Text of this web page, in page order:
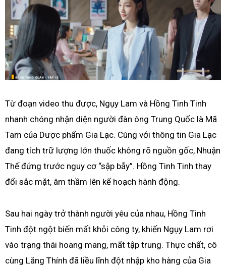
Từ đoạn video thu được, Ngụy Lam và Hồng Tinh Tinh
nhanh chóng nhận diện người đàn ông Trung Quốc là Mã
Tam của Dược phẩm Gia Lạc. Cùng với thông tin Gia Lạc
đang tích trữ lượng lớn thuốc không rõ nguồn gốc, Nhuận
Thế đứng trước nguy cơ “sập bẫy”. Hồng Tinh Tinh thay
đổi sắc mặt, âm thầm lên kế hoạch hành động.
Sau hai ngày trở thành người yêu của nhau, Hồng Tinh
Tinh đột ngột biến mất khỏi công ty, khiến Ngụy Lam rơi
vào trạng thái hoang mang, mất tập trung. Thực chất, cô
cùng Lăng Thính đã liều lĩnh đột nhập kho hàng của Gia